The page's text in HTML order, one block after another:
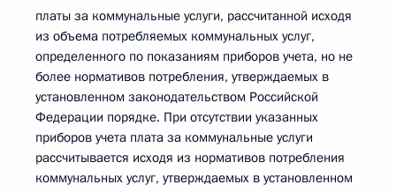
платы за коммунальные услуги, рассчитанной исходя
из объема потребляемых коммунальных услуг,
определенного по показаниям приборов учета, но не
более нормативов потребления, утверждаемых в
установленном законодательством Российской
Федерации порядке. При отсутствии указанных
приборов учета плата за коммунальные услуги
рассчитывается исходя из нормативов потребления
коммунальных услуг, утверждаемых в установленном